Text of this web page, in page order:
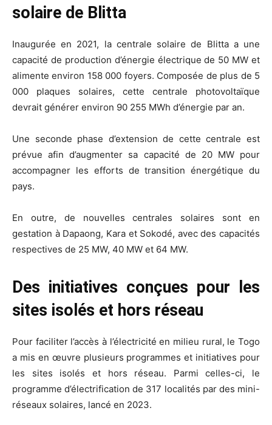
solaire de Blitta
Inaugurée en 2021, la centrale solaire de Blitta a une
capacité de production d’énergie électrique de 50 MW et
alimente environ 158 000 foyers. Composée de plus de 5
000 plaques solaires, cette centrale photovoltaïque
devrait générer environ 90 255 MWh d’énergie par an.
Une seconde phase d’extension de cette centrale est
prévue afin d’augmenter sa capacité de 20 MW pour
accompagner les efforts de transition énergétique du
pays.
En outre, de nouvelles centrales solaires sont en
gestation à Dapaong, Kara et Sokodé, avec des capacités
respectives de 25 MW, 40 MW et 64 MW.
Des initiatives conçues pour les
sites isolés et hors réseau
Pour faciliter l’accès à l’électricité en milieu rural, le Togo
a mis en œuvre plusieurs programmes et initiatives pour
les sites isolés et hors réseau. Parmi celles-ci, le
programme d’électrification de 317 localités par des mini-
réseaux solaires, lancé en 2023.